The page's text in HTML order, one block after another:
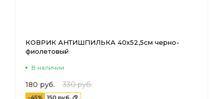
КОВРИК АНТИШПИЛЬКА 40х52,5см черно-
фиолетовый
В наличии
180 руб. 330 руб.
-45% 150 руб.